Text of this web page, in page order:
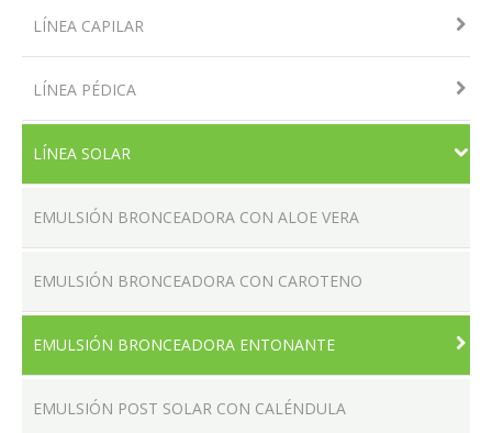
LOCALES
PRODUCTOS
CONTACTO
LÍNEA CAPILAR
LÍNEA PÉDICA
LÍNEA SOLAR
EMULSIÓN BRONCEADORA CON ALOE VERA
EMULSIÓN BRONCEADORA CON CAROTENO
EMULSIÓN BRONCEADORA ENTONANTE
EMULSIÓN POST SOLAR CON CALÉNDULA